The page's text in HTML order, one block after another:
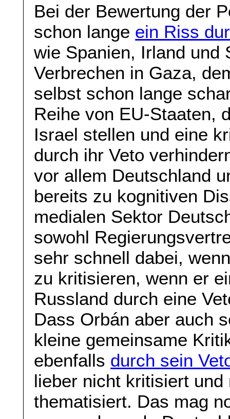
Bei der Bewertung der
schon lange ein Riss
wie Spanien, Irland und
Verbrechen in Gaza,
selbst schon lange
Reihe von EU-Staaten,
Israel stellen und eine
durch ihr Veto
vor allem Deutschland
bereits zu kognitiven
medialen Sektor
sowohl
sehr schnell dabei,
zu kritisieren, wenn er
Russland durch eine
Dass Orbán aber auch
kleine gemeinsame
ebenfalls durch sein
lieber nicht kritisiert
thematisiert. Das mag